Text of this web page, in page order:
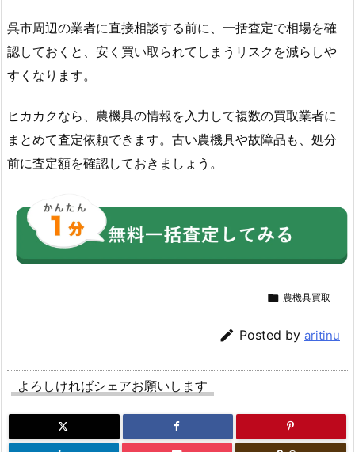
呉市周辺の業者に直接相談する前に、一括査定で相場を確
認しておくと、安く買い取られてしまうリスクを減らしや
すくなります。
ヒカカクなら、農機具の情報を入力して複数の買取業者に
まとめて査定依頼できます。古い農機具や故障品も、処分
前に査定額を確認しておきましょう。
 農機具買取
 Posted by aritinu
よろしければシェアお願いします